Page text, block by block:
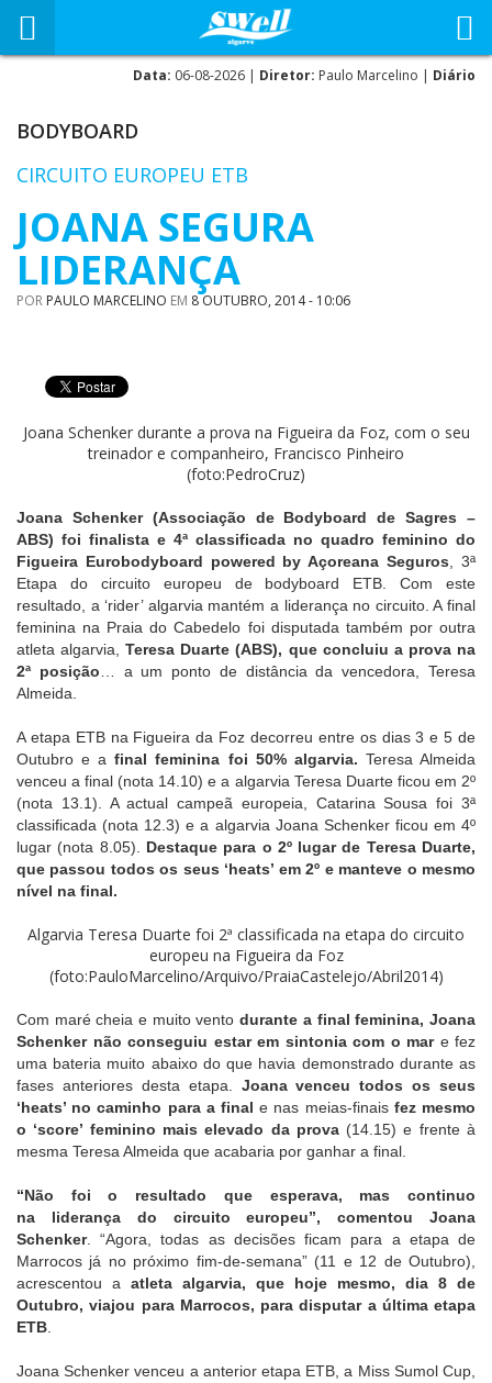
Data: 06-08-2026 | Diretor: Paulo Marcelino | Diário
BODYBOARD
CIRCUITO EUROPEU ETB
JOANA SEGURA
LIDERANÇA
POR PAULO MARCELINO EM 8 OUTUBRO, 2014 - 10:06
Joana Schenker durante a prova na Figueira da Foz, com o seu
treinador e companheiro, Francisco Pinheiro
(foto:PedroCruz)
Joana Schenker (Associação de Bodyboard de Sagres –
ABS) foi finalista e 4ª classificada no quadro feminino do
Figueira Eurobodyboard powered by Açoreana Seguros , 3ª
Etapa do circuito europeu de bodyboard ETB. Com este
resultado, a ‘rider’ algarvia mantém a liderança no circuito. A final
feminina na Praia do Cabedelo foi disputada também por outra
atleta algarvia,Teresa Duarte (ABS), que concluiu a prova na
2ª posição … a um ponto de distância da vencedora, Teresa
Almeida.
A etapa ETB na Figueira da Foz decorreu entre os dias 3 e 5 de
Outubro e afinal feminina foi 50% algarvia. Teresa Almeida
venceu a final (nota 14.10) e a algarvia Teresa Duarte ficou em 2º
(nota 13.1). A actual campeã europeia, Catarina Sousa foi 3ª
classificada (nota 12.3) e a algarvia Joana Schenker ficou em 4º
lugar (nota 8.05). Destaque para o 2º lugar de Teresa Duarte,
que passou todos os seus ‘heats’ em 2º e manteve o mesmo
nível na final.
Algarvia Teresa Duarte foi 2ª classificada na etapa do circuito
europeu na Figueira da Foz
(foto:PauloMarcelino/Arquivo/PraiaCastelejo/Abril2014)
Com maré cheia e muito ventodurante a final feminina, Joana
Schenker não conseguiu estar em sintonia com o mare fez
uma bateria muito abaixo do que havia demonstrado durante as
fases anteriores desta etapa. Joana venceu todos os seus
‘heats’ no caminho para a final e nas meias-finais fez mesmo
o ‘score’ feminino mais elevado da prova(14.15) e frente à
mesma Teresa Almeida que acabaria por ganhar a final.
“Não foi o resultado que esperava, mas continuo
na liderança do circuito europeu”, comentou Joana
Schenker. “Agora, todas as decisões ficam para a etapa de
Marrocos já no próximo fim-de-semana” (11 e 12 de Outubro),
acrescentou a atleta algarvia, que hoje mesmo, dia 8 de
Outubro, viajou para Marrocos, para disputar a última etapa
ETB
Joana Schenker venceu a anterior etapa ETB, a Miss Sumol Cup,